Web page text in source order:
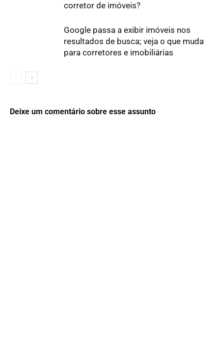
corretor de imóveis?
Google passa a exibir imóveis nos
resultados de busca; veja o que muda
para corretores e imobiliárias
Deixe um comentário sobre esse assunto